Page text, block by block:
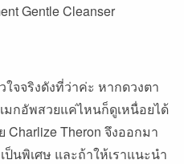
Gentle Cleanser
จจริงดังที่ว่าค่ะ หากดวงตา
มกอัพสวยแค่ไหนก็ดูเหนื่อยได้
Charlize Theron จึงออกมา
ป็นพิเศษ และถ้าให้เราแนะนำ